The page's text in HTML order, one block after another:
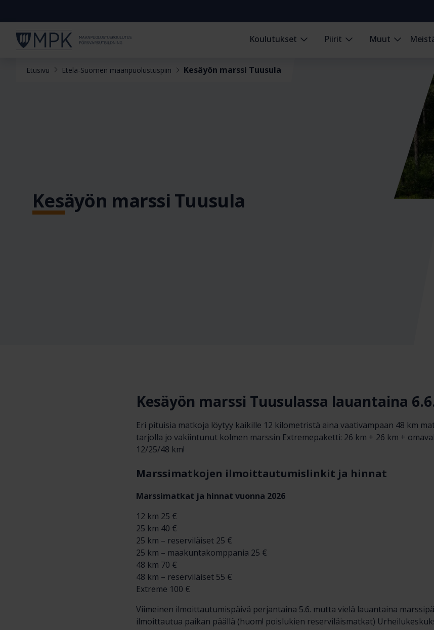
Koulutukset Piirit Muut
Etusivu Etelä-Suomen maanpuolustuspiiri Kesäyön marssi Tuusula
Kesäyön marssi Tuusula
Kesäyön marssi Tuusulassa lauantaina
Eri pituisia matkoja löytyy kaikille 12 kilometristä aina vaativampaan 48 km
tarjolla jo vakiintunut kolmen marssin Extremepaketti: 26 km + 26 km +
12/25/48 km!
Marssimatkojen ilmoittautumislinkit ja hinnat
Marssimatkat ja hinnat vuonna 2026
12 km 25 €
25 km 40 €
25 km – reserviläiset 25 €
25 km – maakuntakomppania 25 €
48 km 70 €
48 km – reserviläiset 55 €
Extreme 100 €
Viimeinen ilmoittautumispäivä perjantaina 5.6. mutta vielä lauantaina
ilmoittautua paikan päällä (huom! poislukien reserviläismatkat)